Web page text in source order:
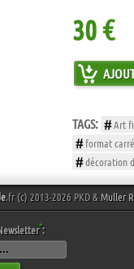
30 €
TAGS: Art
format carré
décoration
.fr (c) 2013-2026 PKD & Muller
*: